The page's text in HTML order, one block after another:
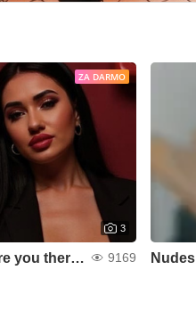
ZA DARMO
3
Hello? Are you there love? 9169 Nudes